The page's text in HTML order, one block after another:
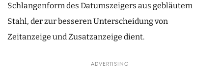
Schlangenform des Datumszeigers aus gebläutem
Stahl, der zur besseren Unterscheidung von
Zeitanzeige und Zusatzanzeige dient.
ADVERTISING